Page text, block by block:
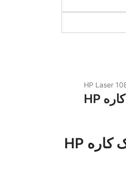
پرینتر اچ پی تک کاره HP
پرینتر اچ پی تک کاره HP